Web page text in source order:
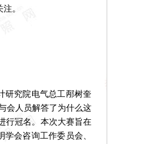
。
究院电气总工邴树奎
会人员解答了为什么这
行冠名。本次大赛旨在
会咨询工作委员会、